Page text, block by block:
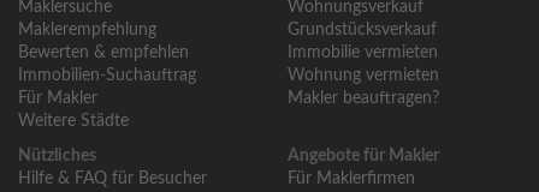
Maklersuche
Maklerempfehlung
Bewerten & empfehlen
Immobilien-Suchauftrag
Für Makler
Weitere Städte
Wohnungsverkauf
Grundstücksverkauf
Immobilie vermieten
Wohnung vermieten
Makler beauftragen?
Nützliches
Hilfe & FAQ für Besucher
Angebote für Makler
Für Maklerfirmen